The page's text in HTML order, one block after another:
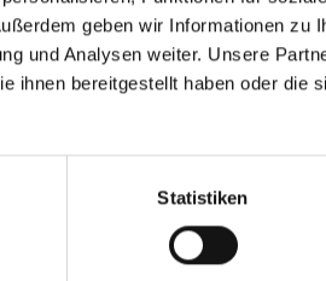
geben wir Informationen zu
und Analysen weiter. Unsere
ihnen bereitgestellt haben oder die
Statistiken